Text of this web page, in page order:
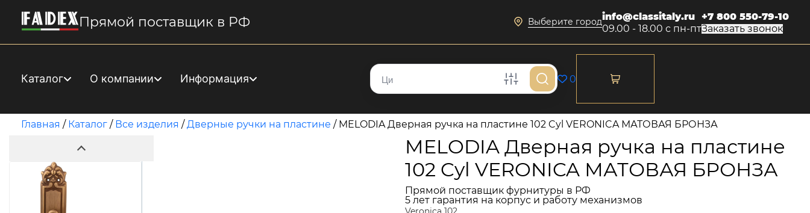
Прямой поставщик в РФ Выберите городinfo@classitaly.ru
09.00 - 18.00 с пн-пт
+7 800 550-79-10
Заказать звонок
Каталог О компании Информация 0
Главная / Каталог / Все изделия /Дверные ручки на пластине / MELODIA Дверная ручка на пластине 102 Cyl VERONICA МАТОВАЯ БРОНЗА
MELODIA Дверная ручка на пластине
102 Cyl VERONICA МАТОВАЯ БРОНЗА
Прямой поставщик фурнитуры в РФ
5 лет гарантия на корпус и работу механизмов